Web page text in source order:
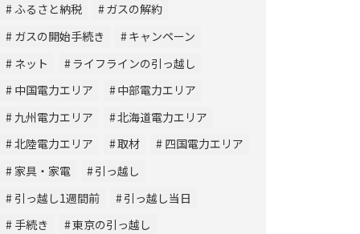
ふるさと納税
ガスの解約
ガスの開始手続き
キャンペーン
ネット
ライフラインの引っ越し
中国電力エリア
中部電力エリア
九州電力エリア
北海道電力エリア
北陸電力エリア
取材
四国電力エリア
家具・家電
引っ越し
引っ越し1週間前
引っ越し当日
手続き
東京の引っ越し